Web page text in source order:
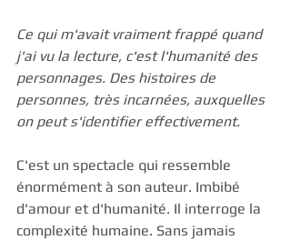
Ce qui m'avait vraiment frappé quand
j'ai vu la lecture, c'est l'humanité des
personnages. Des histoires de
personnes, très incarnées, auxquelles
on peut s'identifier effectivement.
C'est un spectacle qui ressemble
énormément à son auteur. Imbibé
d'amour et d'humanité. Il interroge la
complexité humaine. Sans jamais